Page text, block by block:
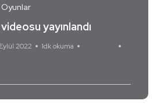
Oyunlar
yayınlandı
2022 1dk okuma